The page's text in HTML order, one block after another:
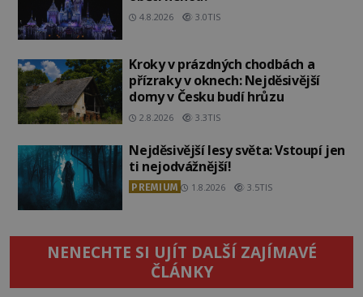
4.8.2026 3.0TIS
Kroky v prázdných chodbách a
přízraky v oknech: Nejděsivější
domy v Česku budí hrůzu
2.8.2026 3.3TIS
Nejděsivější lesy světa: Vstoupí jen
ti nejodvážnější!
PREMIUM 1.8.2026 3.5TIS
NENECHTE SI UJÍT DALŠÍ ZAJÍMAVÉ
ČLÁNKY